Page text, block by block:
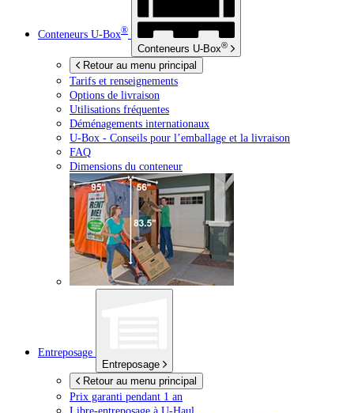
Conteneurs U-Box®
Conteneurs U-Box®
Retour au menu principal
Tarifs et renseignements
Options de livraison
Utilisations fréquentes
Déménagements internationaux
U-Box - Conseils pour l’emballage et la livraison
FAQ
Dimensions du conteneur
Entreposage
Entreposage
Retour au menu principal
Prix garanti pendant 1 an
Libre-entreposage à U-Haul